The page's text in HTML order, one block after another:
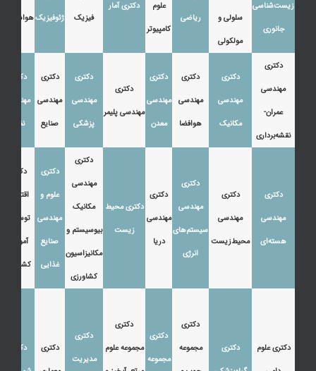
زیست‌شناسی
جانوری
سلولی و
مولکولی
ریاضی
علوم
کامپیوتر
دکتری آمار
فیزیک
ژئوفیزیکهواشناسی
دکتری
مهندسی
عمران-
نقشه‌برداری
دکتری
مهندسی
مکانیک
دکتری
مهندسی
هوافضا
دکتری
مهندسی
معدن
دکتری
مهندسی پلیمر
دکتری
مهندسی
پزشکی
دکتری
مهندسی
صنایع
دکتری
مهندسی
نفت
دکتری
مهندسی
هسته‌ای
دکتری
مهندسی
محیط‌زیست
دکتری
مهندسی
سیستم‌های
انرژی
دکتری
مهندسی
دریا
دکتری محیط
زیست
دکتری
مهندسی
مکانیک
بیوسیستم و
مکانیزاسیون
کشاورزی
دکتری
علوم و
مهندسی
صنایع
غذایی
دکتری
اقتصاد،
توسعه و
آموزش
کشاورزی
دکتری علوم
دکتری
دکتری
مجموعه
دکتری
مجموعه
دکتری
مجموعه علوم
دکتری
مدیریت
دکتری
دکتری